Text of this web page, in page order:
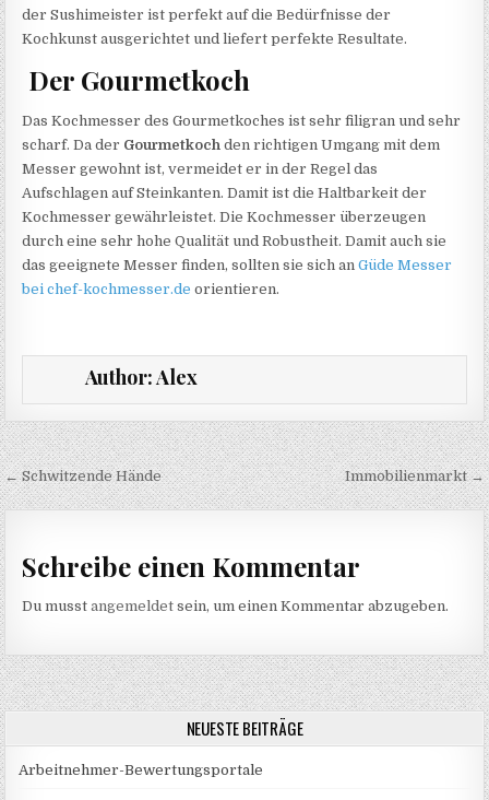
der Sushimeister ist perfekt auf die Bedürfnisse der
Kochkunst ausgerichtet und liefert perfekte Resultate.
Der Gourmetkoch
Das Kochmesser des Gourmetkoches ist sehr filigran und sehr
scharf. Da der Gourmetkoch den richtigen Umgang mit dem
Messer gewohnt ist, vermeidet er in der Regel das
Aufschlagen auf Steinkanten. Damit ist die Haltbarkeit der
Kochmesser gewährleistet. Die Kochmesser überzeugen
durch eine sehr hohe Qualität und Robustheit. Damit auch sie
das geeignete Messer finden, sollten sie sich anGüde Messer
bei chef-kochmesser.deorientieren.
Author:Alex
Beitragsnavigation
← Schwitzende Hände Immobilienmarkt →
Schreibe einen Kommentar
Du musstangemeldet sein, um einen Kommentar abzugeben.
NEUESTE BEITRÄGE
Arbeitnehmer-Bewertungsportale